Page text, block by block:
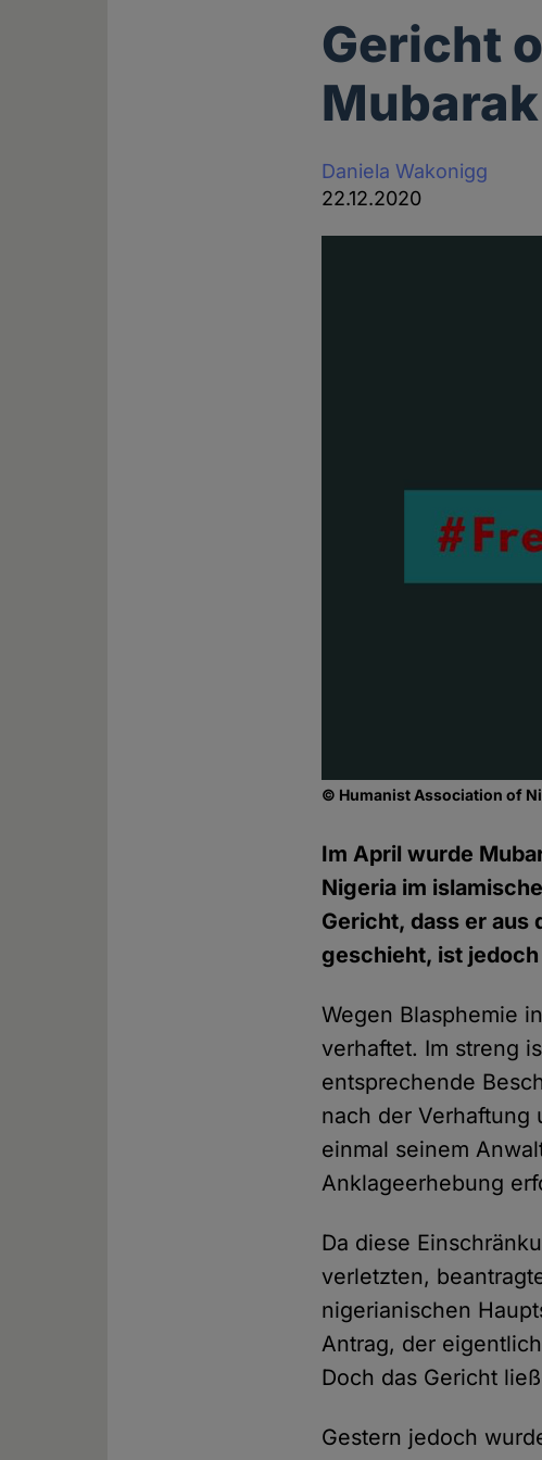
Gericht
Daniela Wakonigg
22.12.2020
© Humanist Association of
Im April wurde
Nigeria im
Gericht, dass er aus
geschieht, ist
Wegen Blasphemie
verhaftet. Im streng
entsprechende
nach der Verhaftung
einmal seinem
Anklageerhebung
Da diese
verletzten,
nigerianischen
Antrag, der
Doch das Gericht
Gestern jedoch